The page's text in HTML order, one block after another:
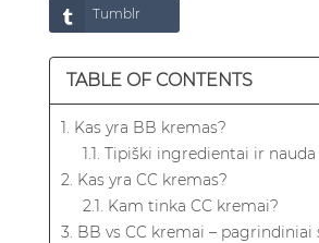
Tumblr
TABLE OF CONTENTS
1. Kas yra BB kremas?
1.1. Tipiški ingredientai ir nauda
2. Kas yra CC kremas?
2.1. Kam tinka CC kremai?
3. BB vs CC kremai –